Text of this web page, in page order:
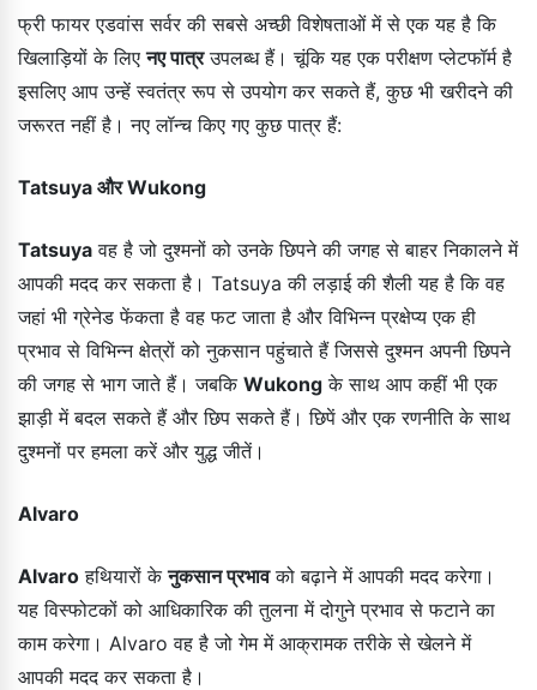
फ्री फायर एडवांस सर्वर की सबसे अच्छी विशेषताओं में से एक यह है कि
खिलाड़ियों के लिएनए पात्रउपलब्ध हैं। चूंकि यह एक परीक्षण प्लेटफॉर्म है
इसलिए आप उन्हें स्वतंत्र रूप से उपयोग कर सकते हैं, कुछ भी खरीदने की
जरूरत नहीं है। नए लॉन्च किए गए कुछ पात्र हैं:
Tatsuya और Wukong
Tatsuya वह है जो दुश्मनों को उनके छिपने की जगह से बाहर निकालने में
आपकी मदद कर सकता है। Tatsuya की लड़ाई की शैली यह है कि वह
जहां भी ग्रेनेड फेंकता है वह फट जाता है और विभिन्न प्रक्षेप्य एक ही
प्रभाव से विभिन्न क्षेत्रों को नुकसान पहुंचाते हैं जिससे दुश्मन अपनी छिपने
की जगह से भाग जाते हैं। जबकि Wukong के साथ आप कहीं भी एक
झाड़ी में बदल सकते हैं और छिप सकते हैं। छिपें और एक रणनीति के साथ
दुश्मनों पर हमला करें और युद्ध जीतें।
Alvaro
Alvaro हथियारों केनुकसान प्रभावको बढ़ाने में आपकी मदद करेगा।
यह विस्फोटकों को आधिकारिक की तुलना में दोगुने प्रभाव से फटाने का
काम करेगा। Alvaro वह है जो गेम में आक्रामक तरीके से खेलने में
आपकी मदद कर सकता है।